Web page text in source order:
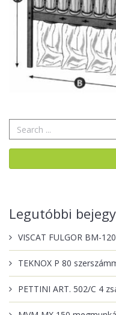
Legutóbbi
VISCAT FULGOR BM-
TEKNOX P 80
PETTINI ART. 502/C 4